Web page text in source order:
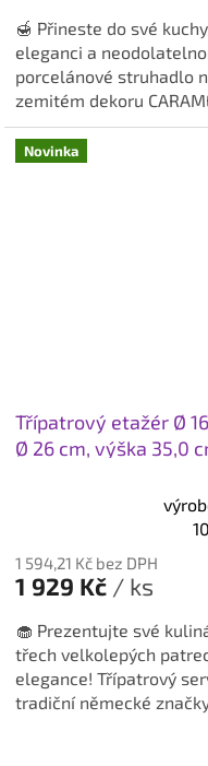
z
5
hvězdiček.
🍯 Přineste do své
eleganci a
porcelánové struhadlo
zemitém dekoru
německé značky Cilio...
Novinka
Třípatrový etažér Ø
Ø 26 cm, výška 35,0
produktu
je
z
5
hvězdiček.
1 594,21 Kč bez DPH
1 929 Kč / ks
🧁 Prezentujte své
třech velkolepých
elegance! Třípatrový
tradiční německé značky